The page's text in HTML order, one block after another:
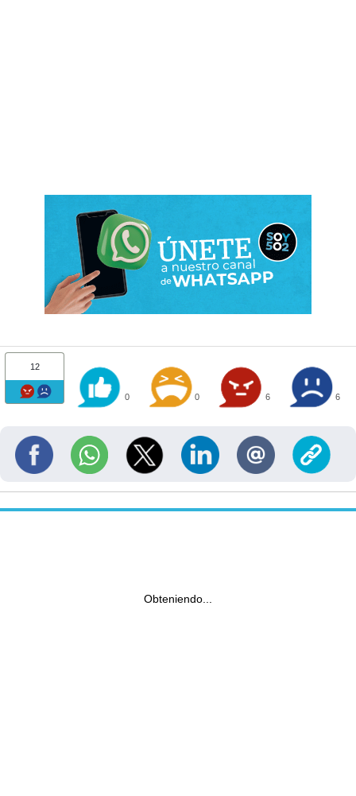
12
0 0 6 6
Obteniendo...